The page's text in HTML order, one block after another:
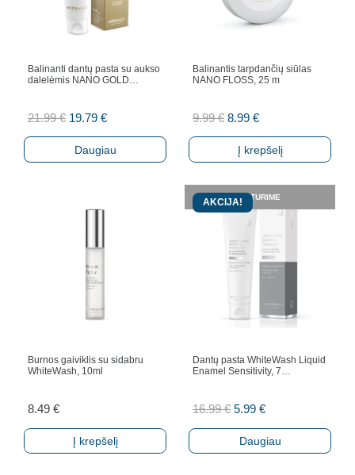
Balinanti dantų pasta su aukso
dalelėmis NANO GOLD…
21.99€ Original
price
was:
19.79 €Current
price
is:
Daugiau
Balinantis tarpdančių siūlas
NANO FLOSS, 25 m
9.99€ Original
price
was:
8.99 €Current
price
is:
Į krepšelį
Burnos gaiviklis su sidabru
WhiteWash, 10ml
8.49 €
Į krepšelį
NETURIME
AKCIJA!
Dantų pasta WhiteWash Liquid
Enamel Sensitivity, 7…
16.99€ Original
price
was:
5.99 €Current
price
is:
Daugiau